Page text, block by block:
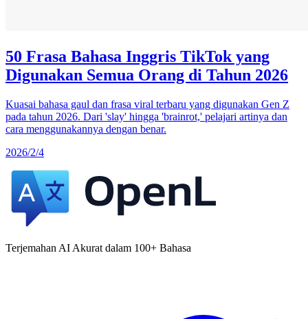
50 Frasa Bahasa Inggris TikTok yang
Digunakan Semua Orang di Tahun 2026
Kuasai bahasa gaul dan frasa viral terbaru yang digunakan Gen Z
pada tahun 2026. Dari 'slay' hingga 'brainrot,' pelajari artinya dan
cara menggunakannya dengan benar.
2026/2/4
Terjemahan AI Akurat dalam 100+ Bahasa